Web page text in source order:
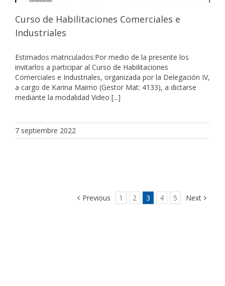
Curso de Habilitaciones Comerciales e
Industriales
Estimados matriculados:Por medio de la presente los
invitarlos a participar al Curso de Habilitaciones
Comerciales e Industriales, organizada por la Delegación IV,
a cargo de Karina Maimo (Gestor Mat: 4133), a dictarse
mediante la modalidad Video [...]
7 septiembre 2022
Previous 1 2 3 4 5 Next